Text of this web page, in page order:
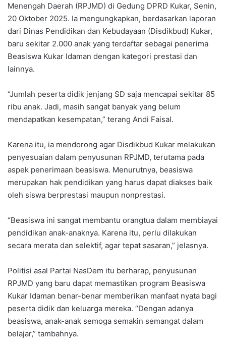
Menengah Daerah (RPJMD) di Gedung DPRD Kukar, Senin,
20 Oktober 2025. Ia mengungkapkan, berdasarkan laporan
dari Dinas Pendidikan dan Kebudayaan (Disdikbud) Kukar,
baru sekitar 2.000 anak yang terdaftar sebagai penerima
Beasiswa Kukar Idaman dengan kategori prestasi dan
lainnya.
“Jumlah peserta didik jenjang SD saja mencapai sekitar 85
ribu anak. Jadi, masih sangat banyak yang belum
mendapatkan kesempatan,” terang Andi Faisal.
Karena itu, ia mendorong agar Disdikbud Kukar melakukan
penyesuaian dalam penyusunan RPJMD, terutama pada
aspek penerimaan beasiswa. Menurutnya, beasiswa
merupakan hak pendidikan yang harus dapat diakses baik
oleh siswa berprestasi maupun nonprestasi.
“Beasiswa ini sangat membantu orangtua dalam membiayai
pendidikan anak-anaknya. Karena itu, perlu dilakukan
secara merata dan selektif, agar tepat sasaran,” jelasnya.
Politisi asal Partai NasDem itu berharap, penyusunan
RPJMD yang baru dapat memastikan program Beasiswa
Kukar Idaman benar-benar memberikan manfaat nyata bagi
peserta didik dan keluarga mereka. “Dengan adanya
beasiswa, anak-anak semoga semakin semangat dalam
belajar,” tambahnya.